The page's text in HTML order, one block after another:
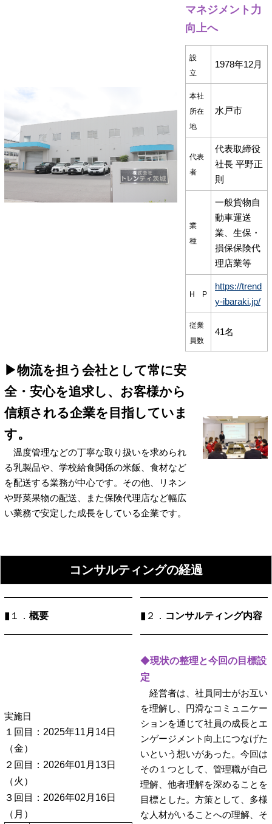
マネジメント力
向上へ
設
立
1978年12月
本社
所在
地
水戸市
代表
者
代表取締役
社長 平野正
則
業
種
一般貨物自
動車運送
業、生保・
損保保険代
理店業等
H P
https://trend
y-ibaraki.jp/
従業
員数
41名
▶物流を担う会社として常に安
全・安心を追求し、お客様から
信頼される企業を目指していま
す。
温度管理などの丁寧な取り扱いを求められ
る乳製品や、学校給食関係の米飯、食材など
を配送する業務が中心です。その他、リネン
や野菜果物の配送、また保険代理店など幅広
い業務で安定した成長をしている企業です。
コンサルティングの経過
▮ １． 概要 ▮ ２． コンサルティング内容
実施日
１回目：2025年11月14日
（金）
２回目：2026年01月13日
（火）
３回目：2026年02月16日
（月）
◆現状の整理と今回の目標設
定
経営者は、社員同士がお互い
を理解し、円滑なコミュニケー
ションを通じて社員の成長とエ
ンゲージメント向上につなげた
いという想いがあった。今回は
その１つとして、管理職が自己
理解、他者理解を深めることを
目標とした。方策として、多様
な人材がいることへの理解、そ